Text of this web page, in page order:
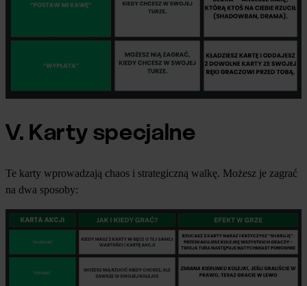
V. Karty specjalne
Te karty wprowadzają chaos i strategiczną walkę. Możesz je zagrać
na dwa sposoby: